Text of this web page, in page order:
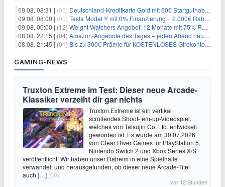
09.08. 08:31 | (00) Deutschland-Kreditkarte Gold mit 60€ Startguthaben (45€ Gewinn)
09.08. 08:00 | (00) Tesla Model Y mit 0% Finanzierung + 2.000€ Rabatt für 38.970€
09.08. 06:00 | (12) Weight Watchers Angebot: 12 Monate mit 75% Rabatt ab 6,25€/Monat
08.08. 22:15 | (04) Amazon-Angebote des Tages – jeden Abend neue Deals zum Stöbern
08.08. 21:45 | (01) Bis zu 300€ Prämie für KOSTENLOSES Girokonto bei der Santander – 50€ schon nach 1 Woche!
GAMING-NEWS
Truxton Extreme im Test: Dieser neue Arcade-
Klassiker verzeiht dir gar nichts
Truxton Extreme ist ein vertikal
scrollendes Shoot-‚em-up-Videospiel,
welches von Tatsujin Co. Ltd. entwickelt
geworden ist. Es wurde am 30.07.2026
von Clear River Games für PlayStation 5,
Nintendo Switch 2 und Xbox Series X/S
veröffentlicht. Wir haben unser Daheim in eine Spielhalle
verwandelt und herausgefunden, ob dieser neue Arcade-Titel
auch […] (00)
vor 12 Stunden